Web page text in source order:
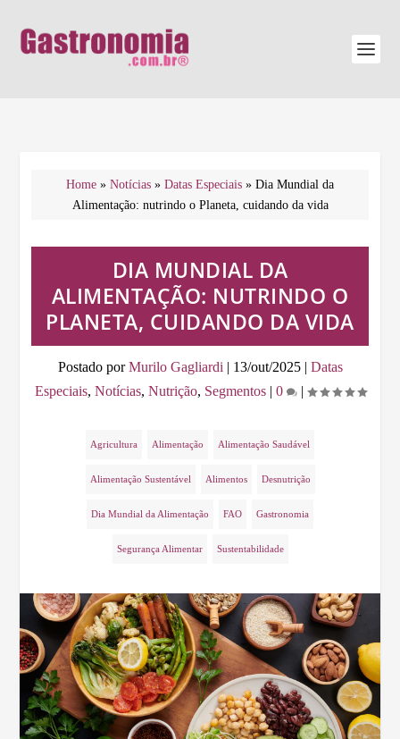
Home » Notícias » Datas Especiais » Dia Mundial da
Alimentação: nutrindo o Planeta, cuidando da vida
DIA MUNDIAL DA
ALIMENTAÇÃO: NUTRINDO O
PLANETA, CUIDANDO DA VIDA
Postado porMurilo Gagliardi | 13/out/2025| Datas
Especiais, Notícias, Nutrição, Segmentos| 0 |
Agricultura Alimentação Alimentação Saudável
Alimentação Sustentável Alimentos Desnutrição
Dia Mundial da Alimentação FAO Gastronomia
Segurança Alimentar Sustentabilidade